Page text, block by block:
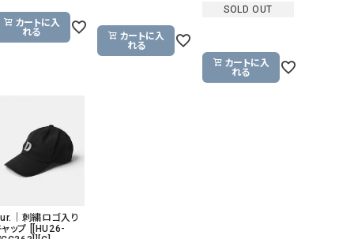
GRAMICCI（グラミチ）
ー）
HUNTER（ハンター）
ICHI（イチ）
カートに入
れる
カートに入
れる
SOLD OUT
カートに入
れる
｜刺繍ロゴ入り
ャップ [[HU26-